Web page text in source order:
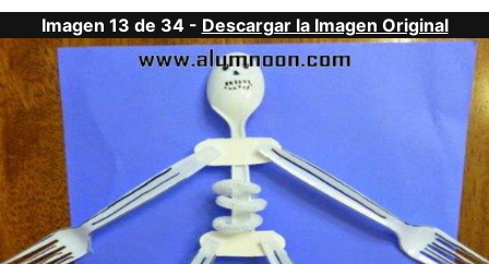
Imagen 13 de 34 - Descargar la Imagen Original